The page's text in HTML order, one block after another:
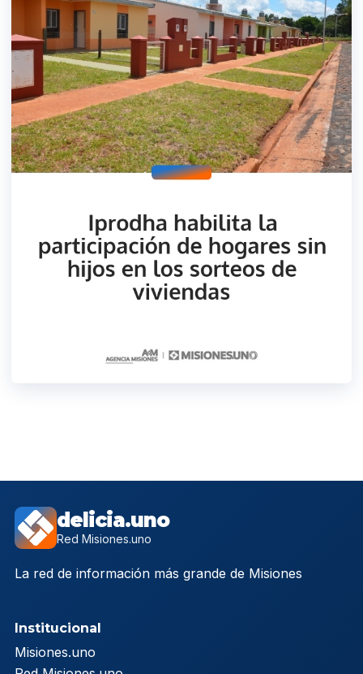
delicia.uno
Red Misiones.uno
La red de información más grande de Misiones
Institucional
Misiones.uno